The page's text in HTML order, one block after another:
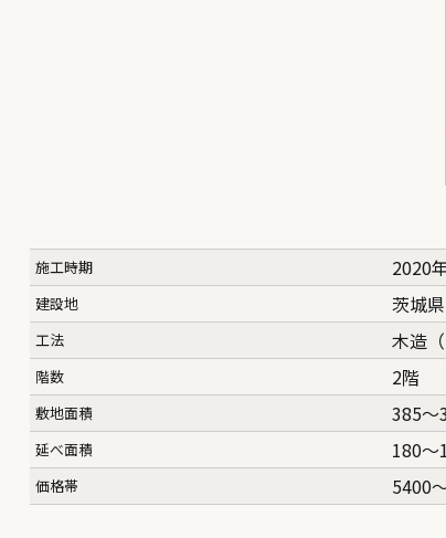
施工時期 2020
建設地 茨城県
工法 木造（
階数 2階
敷地面積 385〜
延べ面積 180〜
価格帯 5400